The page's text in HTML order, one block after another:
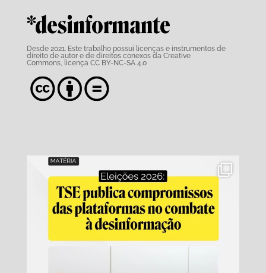
*desinformante
Desde 2021. Este trabalho possui licenças e instrumentos de
direito de autor e de direitos conexos da Creative
Commons, licença CC BY-NC-SA 4.0